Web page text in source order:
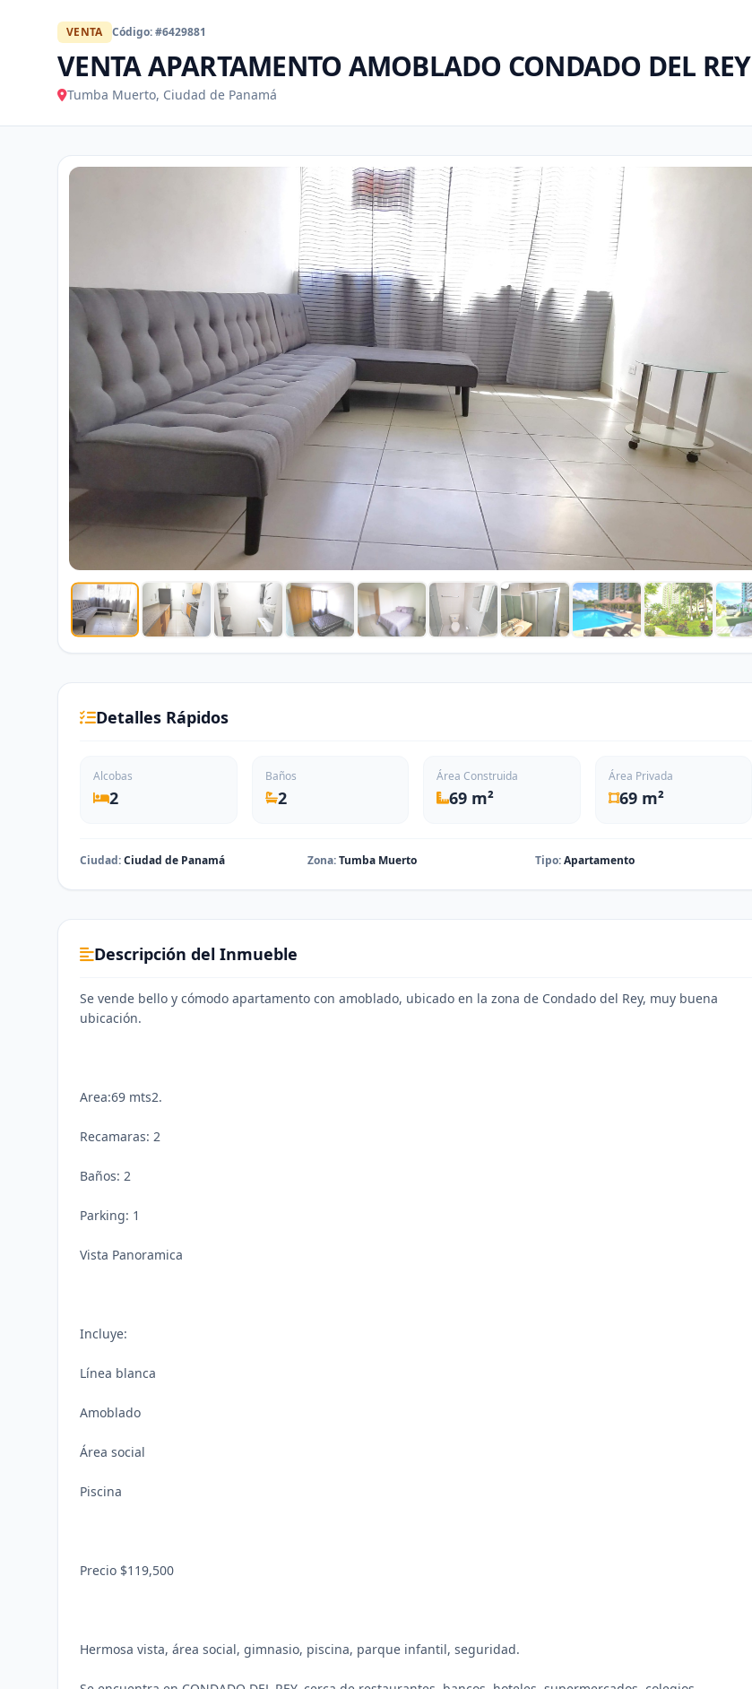
VENTA Código: #6429881
VENTA APARTAMENTO AMOBLADO CONDADO DEL REY
Tumba Muerto, Ciudad de Panamá
Detalles Rápidos
Alcobas
2
Baños
2
Área Construida
69 m²
Área Privada
69 m²
Ciudad:Ciudad de Panamá Zona:Tumba Muerto Tipo:Apartamento
Descripción del Inmueble
Se vende bello y cómodo apartamento con amoblado, ubicado en la zona de Condado del Rey, muy buena
ubicación.
Area:69 mts2.
Recamaras: 2
Baños: 2
Parking: 1
Vista Panoramica
Incluye:
Línea blanca
Amoblado
Área social
Piscina
Precio $119,500
Hermosa vista, área social, gimnasio, piscina, parque infantil, seguridad.